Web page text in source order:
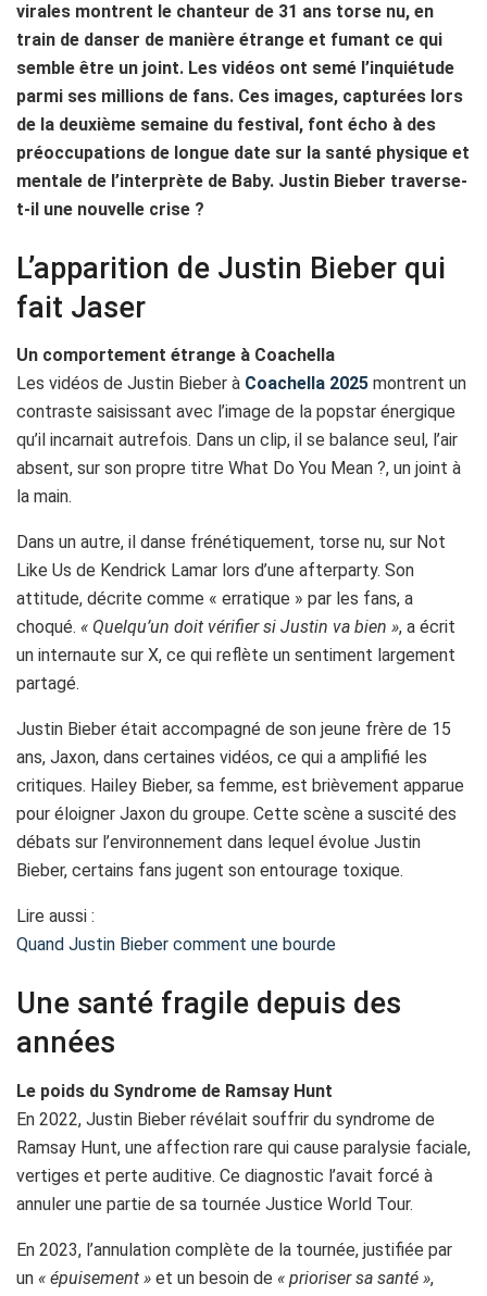
virales montrent le chanteur de 31 ans torse nu, en
train de danser de manière étrange et fumant ce qui
semble être un joint. Les vidéos ont semé l’inquiétude
parmi ses millions de fans. Ces images, capturées lors
de la deuxième semaine du festival, font écho à des
préoccupations de longue date sur la santé physique et
mentale de l’interprète de Baby. Justin Bieber traverse-
t-il une nouvelle crise ?
L’apparition de Justin Bieber qui
fait Jaser
Un comportement étrange à Coachella
Les vidéos de Justin Bieber à Coachella 2025 montrent un
contraste saisissant avec l’image de la popstar énergique
qu’il incarnait autrefois. Dans un clip, il se balance seul, l’air
absent, sur son propre titre What Do You Mean ?, un joint à
la main.
Dans un autre, il danse frénétiquement, torse nu, sur Not
Like Us de Kendrick Lamar lors d’une afterparty. Son
attitude, décrite comme « erratique » par les fans, a
choqué. « Quelqu’un doit vérifier si Justin va bien », a écrit
un internaute sur X, ce qui reflète un sentiment largement
partagé.
Justin Bieber était accompagné de son jeune frère de 15
ans, Jaxon, dans certaines vidéos, ce qui a amplifié les
critiques. Hailey Bieber, sa femme, est brièvement apparue
pour éloigner Jaxon du groupe. Cette scène a suscité des
débats sur l’environnement dans lequel évolue Justin
Bieber, certains fans jugent son entourage toxique.
Lire aussi :
Quand Justin Bieber comment une bourde
Une santé fragile depuis des
années
Le poids du Syndrome de Ramsay Hunt
En 2022, Justin Bieber révélait souffrir du syndrome de
Ramsay Hunt, une affection rare qui cause paralysie faciale,
vertiges et perte auditive. Ce diagnostic l’avait forcé à
annuler une partie de sa tournée Justice World Tour.
En 2023, l’annulation complète de la tournée, justifiée par
un « épuisement » et un besoin de « prioriser sa santé »,